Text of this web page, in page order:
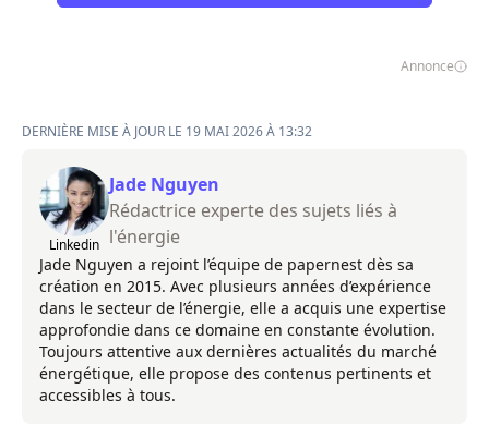
Annonce
DERNIÈRE MISE À JOUR LE 19 MAI 2026 À 13:32
Linkedin
Jade Nguyen
Rédactrice experte des sujets liés à
l'énergie
Jade Nguyen a rejoint l’équipe de papernest dès sa
création en 2015. Avec plusieurs années d’expérience
dans le secteur de l’énergie, elle a acquis une expertise
approfondie dans ce domaine en constante évolution.
Toujours attentive aux dernières actualités du marché
énergétique, elle propose des contenus pertinents et
accessibles à tous.